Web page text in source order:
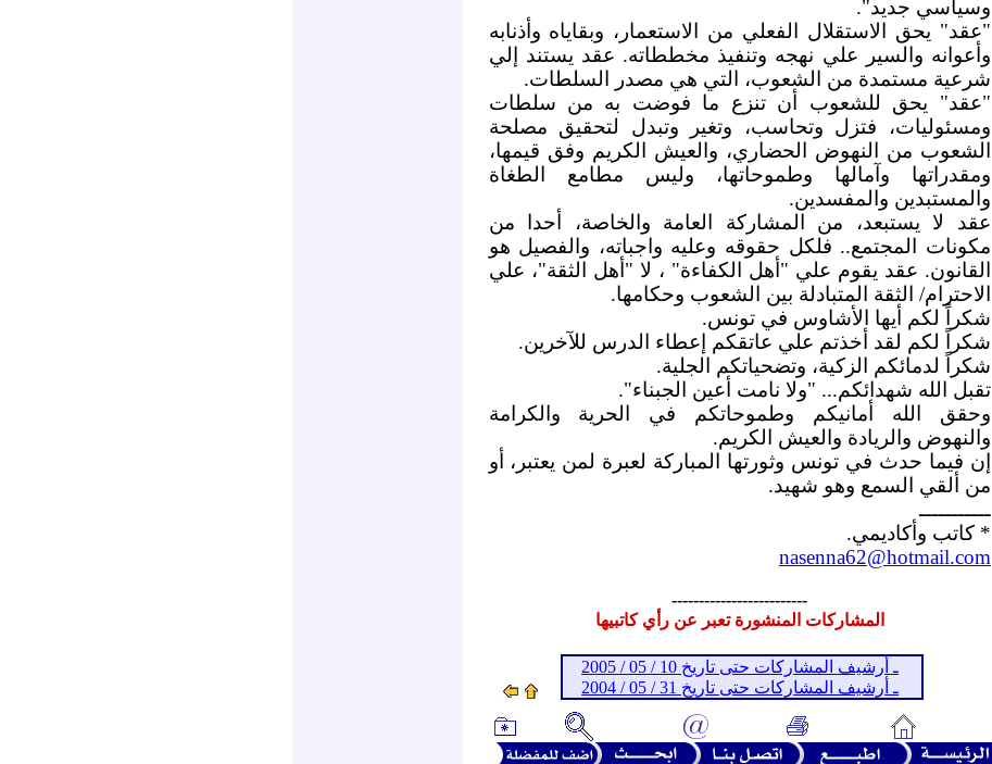
وسياسي جديد".
"عقد" يحق الاستقلال الفعلي من الاستعمار، وبقاياه وأذنابه
وأعوانه والسير علي نهجه وتنفيذ مخططاته. عقد يستند إلي
شرعية مستمدة من الشعوب، التي هي مصدر السلطات.
"عقد" يحق للشعوب أن تنزع ما فوضت به من سلطات
ومسئوليات، فتزل وتحاسب، وتغير وتبدل لتحقيق مصلحة
الشعوب من النهوض الحضاري، والعيش الكريم وفق قيمها،
ومقدراتها وآمالها وطموحاتها، وليس مطامع الطغاة
والمستبدين والمفسدين.
عقد لا يستبعد، من المشاركة العامة والخاصة، أحدا من
مكونات المجتمع.. فلكل حقوقه وعليه واجباته، والفصيل هو
القانون. عقد يقوم علي "أهل الكفاءة" ، لا "أهل الثقة"، علي
الاحترام/ الثقة المتبادلة بين الشعوب وحكامها.
شكراً لكم أيها الأشاوس في تونس.
شكراً لكم لقد أخذتم علي عاتقكم إعطاء الدرس للآخرين.
شكراً لدمائكم الزكية، وتضحياتكم الجلية.
تقبل الله شهدائكم... "ولا نامت أعين الجبناء".
وحقق الله أمانيكم وطموحاتكم في الحرية والكرامة
والنهوض والريادة والعيش الكريم.
إن فيما حدث في تونس وثورتها المباركة لعبرة لمن يعتبر، أو
من ألقي السمع وهو شهيد.
ـــــــــــ
* كاتب وأكاديمي.
nasenna62@hotmail.com
-------------------------
المشاركات المنشورة تعبر عن رأي كاتبيها
ـ أرشيف المشاركات حتى تاريخ 10 / 05 / 2005
ـ أرشيف المشاركات حتى تاريخ 31 / 05 / 2004